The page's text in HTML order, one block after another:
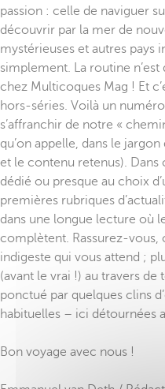
passion : celle de naviguer
découvrir par la mer de
mystérieuses et autres pays
simplement. La routine n’est
chez Multicoques Mag ! Et
hors-séries. Voilà un
s’affranchir de notre «
qu’on appelle, dans le
et le contenu retenus).
dédié ou presque au choix
premières rubriques
dans une longue lecture où
complètent. Rassurez-vous,
indigeste qui vous attend ;
(avant le vrai !) au travers
ponctué par quelques clins
habituelles – ici détournées
Bon voyage avec nous !